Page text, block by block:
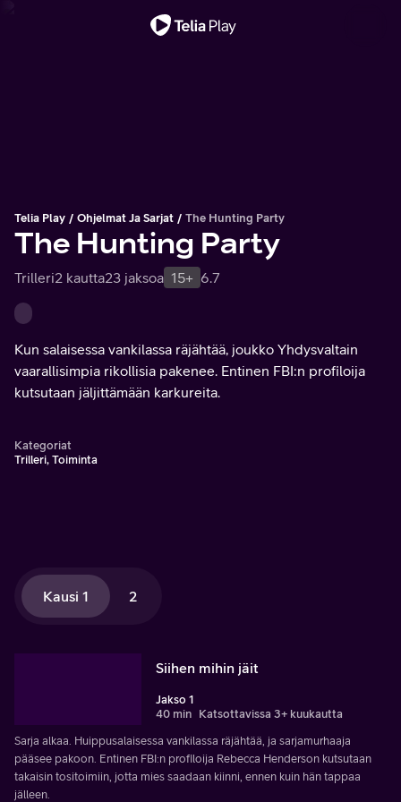
Telia Play Ohjelmat Ja Sarjat The Hunting Party
The Hunting Party
Trilleri2 kautta23 jaksoa 15+ 6.7
Kun salaisessa vankilassa räjähtää, joukko Yhdysvaltain
vaarallisimpia rikollisia pakenee. Entinen FBI:n profiloija
kutsutaan jäljittämään karkureita.
Kategoriat
Trilleri, Toiminta
Kausi 1 2
Siihen mihin jäit
Jakso 1
40 min Katsottavissa 3+ kuukautta
Sarja alkaa. Huippusalaisessa vankilassa räjähtää, ja sarjamurhaaja
pääsee pakoon. Entinen FBI:n profiloija Rebecca Henderson kutsutaan
takaisin tositoimiin, jotta mies saadaan kiinni, ennen kuin hän tappaa
jälleen.